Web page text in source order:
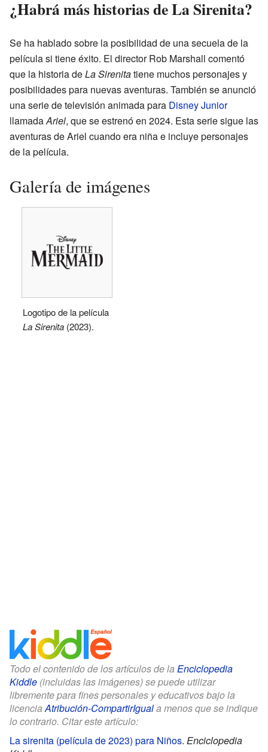
¿Habrá más historias de La Sirenita?
Se ha hablado sobre la posibilidad de una secuela de la
película si tiene éxito. El director Rob Marshall comentó
que la historia deLa Sirenitatiene muchos personajes y
posibilidades para nuevas aventuras. También se anunció
una serie de televisión animada para Disney Junior
llamadaAriel, que se estrenó en 2024. Esta serie sigue las
aventuras de Ariel cuando era niña e incluye personajes
de la película.
Galería de imágenes
Logotipo de la película
La Sirenita (2023).
Todo el contenido de los artículos de la Enciclopedia
Kiddle (incluidas las imágenes) se puede utilizar
libremente para fines personales y educativos bajo la
licenciaAtribución-CompartirIguala menos que se indique
lo contrario. Citar este artículo:
La sirenita (película de 2023) para Niños. Enciclopedia